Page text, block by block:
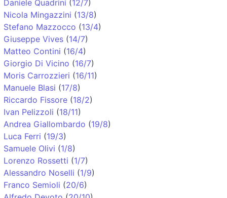
Daniele Quadrini (12/7)
Nicola Mingazzini (13/8)
Stefano Mazzocco (13/4)
Giuseppe Vives (14/7)
Matteo Contini (16/4)
Giorgio Di Vicino (16/7)
Moris Carrozzieri (16/11)
Manuele Blasi (17/8)
Riccardo Fissore (18/2)
Ivan Pelizzoli (18/11)
Andrea Giallombardo (19/8)
Luca Ferri (19/3)
Samuele Olivi (1/8)
Lorenzo Rossetti (1/7)
Alessandro Noselli (1/9)
Franco Semioli (20/6)